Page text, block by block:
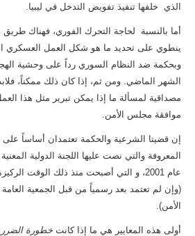
الذي خلفها تنفيذ تفويض التدخل في ليبيا.
أما بالنسبة لحاجة التحرك الفوري، فهناك
ينطوي على تحديد ما هو شكل العمل العسكري
وبحكمة ضد النظام السوري رداً على وحشية
الشهر الماضي. ومن ثم، إذا كان ذلك ممكناً،
مصداقية لمسألة ما إذا يمكن تبرير مثل هذا
موافقة مجلس الأمن.
إن قضيتا الشرعية والحكمة تعتمدان أساساً على
المعروفة والتي نصت عليها اللجنة الدولية
عام 2001، و التي أصبحت منذ ذلك الوقت
(وإن لم تعتمد بعد رسمياً من قبل الجمعية
الأمن).
أولى هذه المعايير هي ما إذا كانت خطورة الضرر